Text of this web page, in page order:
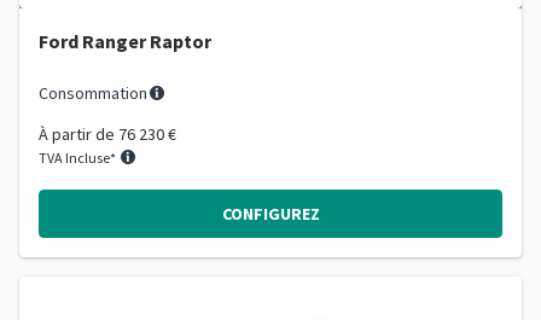
Ford Ranger Raptor
Consommation
À partir de 76 230 €
TVA Incluse*
CONFIGUREZ